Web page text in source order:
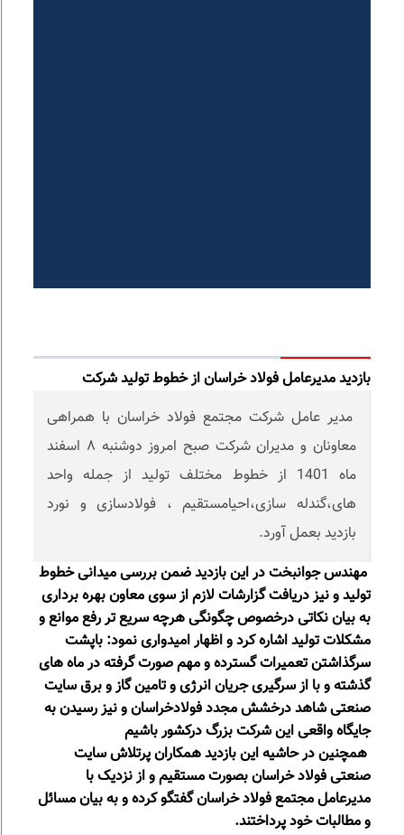
بازدید مدیرعامل فولاد خراسان از خطوط تولید شرکت
مدیر عامل شرکت مجتمع فولاد خراسان با همراهی
معاونان و مدیران شرکت صبح امروز دوشنبه ۸ اسفند
ماه 1401 از خطوط مختلف تولید از جمله واحد
های،گندله سازی،احیامستقیم ، فولادسازی و نورد
بازدید بعمل آورد.
مهندس جوانبخت در این بازدید ضمن بررسی میدانی خطوط
تولید و نیز دریافت گزارشات لازم از سوی معاون بهره برداری
به بیان نکاتی درخصوص چگونگی هرچه سریع تر رفع موانع و
مشکلات تولید اشاره کرد و اظهار امیدواری نمود: باپشت
سرگذاشتن تعمیرات گسترده و مهم صورت گرفته در ماه های
گذشته و با از سرگیری جریان انرژی و تامین گاز و برق سایت
صنعتی شاهد درخشش مجدد فولادخراسان و نیز رسیدن به
جایگاه واقعی این شرکت بزرگ درکشور باشیم
همچنین در حاشیه این بازدید همکاران پرتلاش سایت
صنعتی فولاد خراسان بصورت مستقیم و از نزدیک با
مدیرعامل مجتمع فولاد خراسان گفتگو کرده و به بیان مسائل
و مطالبات خود پرداختند.